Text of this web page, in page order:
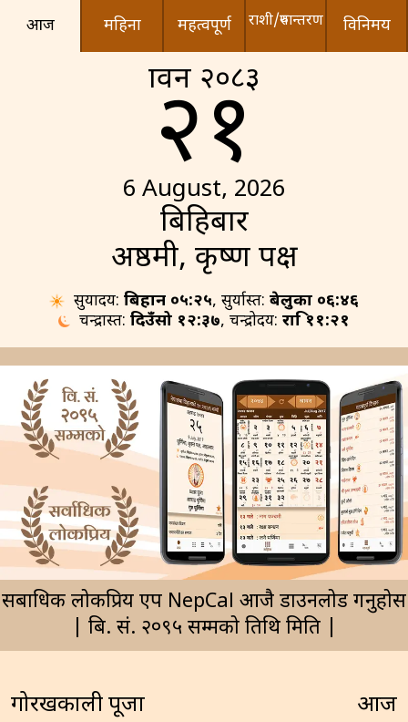
आज महिना महत्वपूर्ण राशी/रुपान्तरण विनिमय
श्रावन २०८३
२१
6 August, 2026
बिहिबार
अष्ठमी, कृष्ण पक्ष
सुर्योदय:बिहान ०५:२५, सुर्यास्त:बेलुका ०६:४६
चन्द्रास्त:दिउँसो १२:३७, चन्द्रोदय:रात्रि ११:२१
सर्बाधिक लोकप्रिय एप NepCal आजै डाउनलोड गर्नुहोस
| बि. सं. २०९५ सम्मको तिथि मिति |
गोरखकाली पूजा
आज